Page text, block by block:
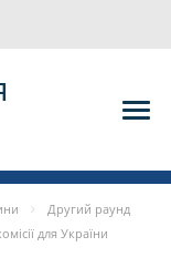
Другий раунд
для України